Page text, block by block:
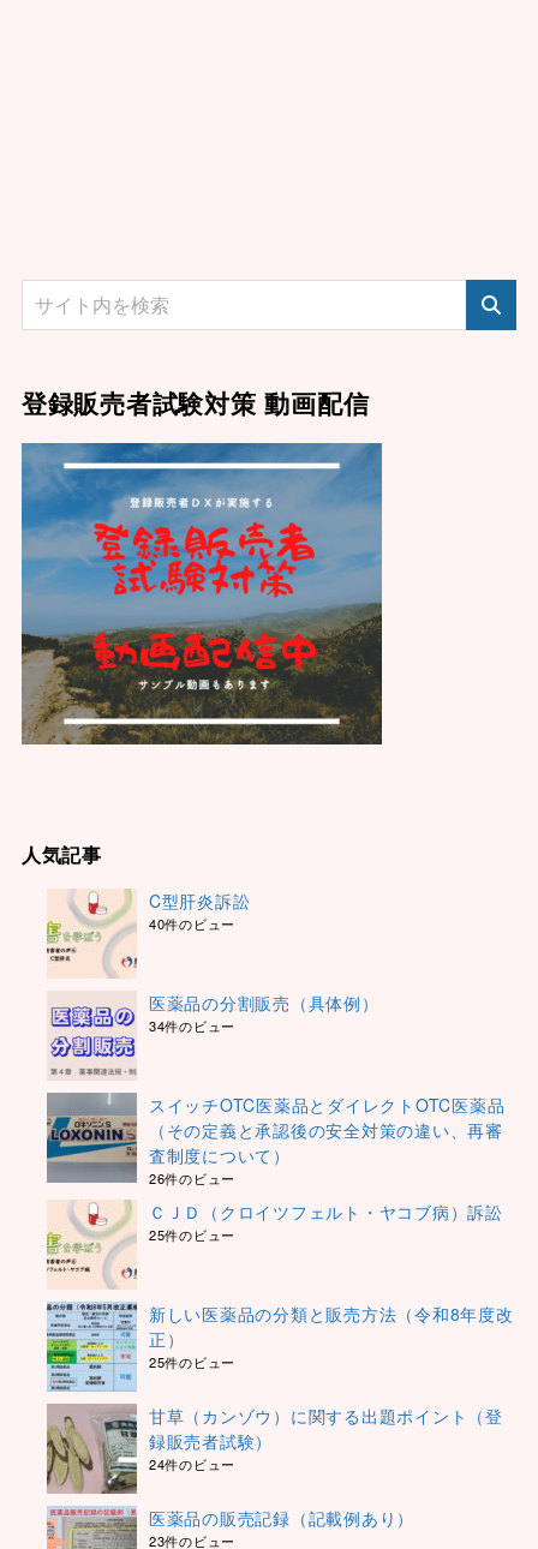
登録販売者試験対策 動画配信
人気記事
C型肝炎訴訟
40件のビュー
医薬品の分割販売（具体例）
34件のビュー
スイッチOTC医薬品とダイレクトOTC医薬品
（その定義と承認後の安全対策の違い、再審
査制度について）
26件のビュー
ＣＪＤ（クロイツフェルト・ヤコブ病）訴訟
25件のビュー
新しい医薬品の分類と販売方法（令和8年度改
正）
25件のビュー
甘草（カンゾウ）に関する出題ポイント（登
録販売者試験）
24件のビュー
医薬品の販売記録（記載例あり）
23件のビュー